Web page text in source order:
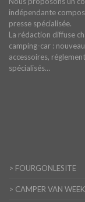
indépendante
presse spécialisée.
La rédaction diffuse
camping-car :
accessoires,
spécialisés…
> FOURGONLESITE
> CAMPER VAN